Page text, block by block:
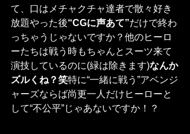
て、口はメチャクチャ達者で散々好き
放題やった後“CGに声あて”だけで終わ
っちゃうじゃないですか？他のヒーロ
ーたちは戦う時もちゃんとスーツ来て
演技しているのに(緑は除きます)なんか
ズルくね？笑特に“一緒に戦う”アベンジ
ャーズならば尚更一人だけヒーローと
して“不公平”じゃあないですか！？